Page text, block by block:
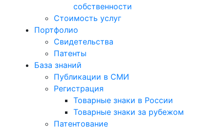
собственности
Стоимость услуг
Портфолио
Свидетельства
Патенты
База знаний
Публикации в СМИ
Регистрация
Товарные знаки в России
Товарные знаки за рубежом
Патентование